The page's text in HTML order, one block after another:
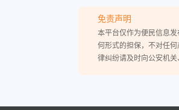
免责声明
本平台仅作为便民信息
何形式的担保，不对任
律纠纷请及时向公安机关